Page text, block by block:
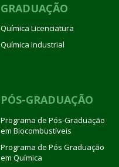
GRADUAÇÃO
Química Licenciatura
Química Industrial
PÓS-GRADUAÇÃO
Programa de Pós-Graduação
em Biocombustíveis
Programa de Pós Graduação
em Química